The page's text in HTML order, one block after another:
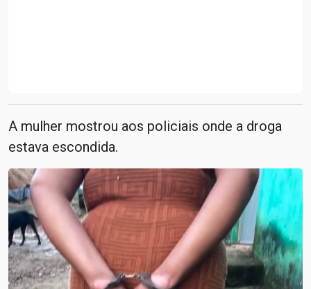
A mulher mostrou aos policiais onde a droga
estava escondida.